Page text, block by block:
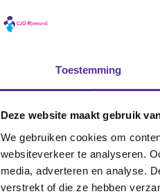
Toestemming
Deze website maakt gebruik
We gebruiken cookies om
websiteverkeer te analyseren.
media, adverteren en analyse.
verstrekt of die ze hebben
Tot 18 jaar kun
de zorgtoeslag.
Een WA-verzekering is
verzekering is niet
Is je kind 13 jaar
aanricht. Dat kan